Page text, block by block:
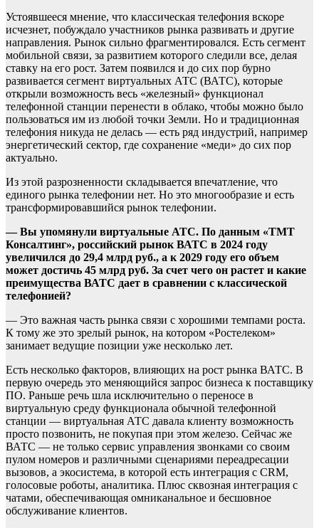
Устоявшееся мнение, что классическая телефония вскоре
исчезнет, побуждало участников рынка развивать и другие
направления. Рынок сильно фрагментировался. Есть сегмент
мобильной связи, за развитием которого следили все, делая
ставку на его рост. Затем появился и до сих пор бурно
развивается сегмент виртуальных АТС (ВАТС), которые
открыли возможность весь «железный» функционал
телефонной станции перенести в облако, чтобы можно было
пользоваться им из любой точки Земли. Но и традиционная
телефония никуда не делась — есть ряд индустрий, например
энергетический сектор, где сохранение «меди» до сих пор
актуально.
Из этой разрозненности складывается впечатление, что
единого рынка телефонии нет. Но это многообразие и есть
трансформировавшийся рынок телефонии.
— Вы упомянули виртуальные АТС. По данным «ТМТ
Консалтинг», российский рынок ВАТС в 2024 году
увеличился до 29,4 млрд руб., а к 2029 году его объем
может достичь 45 млрд руб. За счет чего он растет и какие
преимущества ВАТС дает в сравнении с классической
телефонией?
— Это важная часть рынка связи с хорошими темпами роста.
К тому же это зрелый рынок, на котором «Ростелеком»
занимает ведущие позиции уже несколько лет.
Есть несколько факторов, влияющих на рост рынка ВАТС. В
первую очередь это меняющийся запрос бизнеса к поставщику
ПО. Раньше речь шла исключительно о переносе в
виртуальную среду функционала обычной телефонной
станции — виртуальная АТС давала клиенту возможность
просто позвонить, не покупая при этом железо. Сейчас же
ВАТС — не только сервис управления звонками со своим
пулом номеров и различными сценариями переадресации
вызовов, а экосистема, в которой есть интеграция с CRM,
голосовые роботы, аналитика. Плюс сквозная интеграция с
чатами, обеспечивающая омниканальное и бесшовное
обслуживание клиентов.